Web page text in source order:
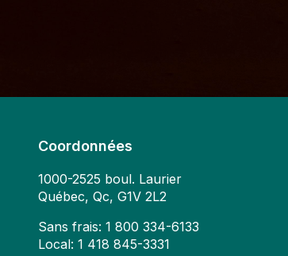
Coordonnées
1000-2525 boul. Laurier
Québec, Qc, G1V 2L2
Sans frais: 1 800 334-6133
Local: 1 418 845-3331